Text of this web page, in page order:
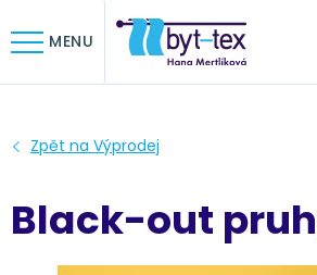
MENU
Black-out